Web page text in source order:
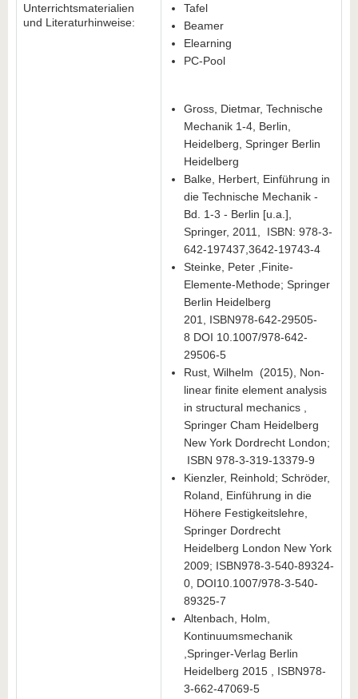
Unterrichtsmaterialien
und Literaturhinweise:
Tafel
Beamer
Elearning
PC-Pool
Gross, Dietmar, Technische
Mechanik 1-4, Berlin,
Heidelberg, Springer Berlin
Heidelberg
Balke, Herbert, Einführung in
die Technische Mechanik -
Bd. 1-3 - Berlin [u.a.],
Springer, 2011, ISBN: 978-3-
642-197437,3642-19743-4
Steinke, Peter ,Finite-
Elemente-Methode; Springer
Berlin Heidelberg
201, ISBN978-642-29505-
8 DOI 10.1007/978-642-
29506-5
Rust, Wilhelm (2015), Non-
linear finite element analysis
in structural mechanics ,
Springer Cham Heidelberg
New York Dordrecht London;
ISBN 978-3-319-13379-9
Kienzler, Reinhold; Schröder,
Roland, Einführung in die
Höhere Festigkeitslehre,
Springer Dordrecht
Heidelberg London New York
2009; ISBN978-3-540-89324-
0, DOI10.1007/978-3-540-
89325-7
Altenbach, Holm,
Kontinuumsmechanik
,Springer-Verlag Berlin
Heidelberg 2015 , ISBN978-
3-662-47069-5